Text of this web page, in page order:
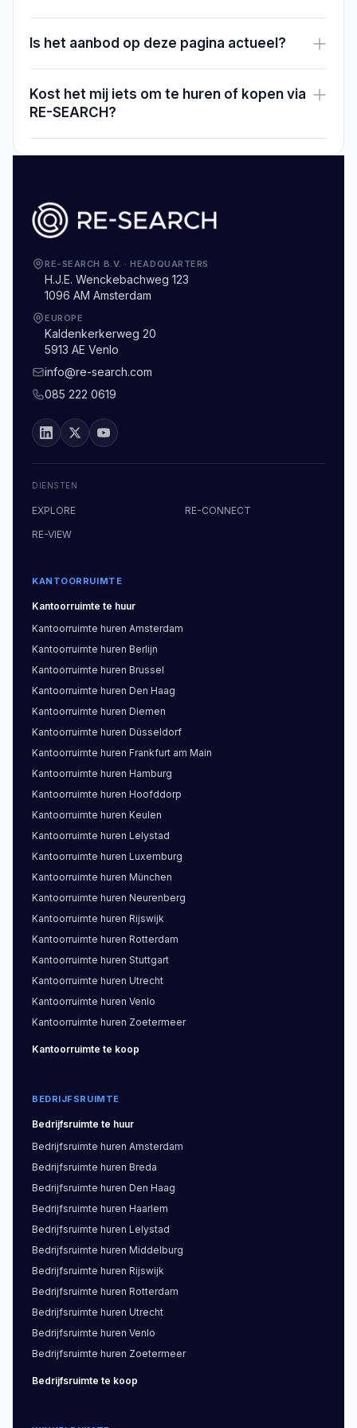
Is het aanbod op deze pagina actueel?
Kost het mij iets om te huren of kopen via
RE-SEARCH?
RE-SEARCH B.V. ·HEADQUARTERS
H.J.E. Wenckebachweg 123
1096 AM Amsterdam
EUROPE
Kaldenkerkerweg 20
5913 AE Venlo
info@re-search.com
085 222 0619
DIENSTEN
EXPLORE
RE-CONNECT
RE-VIEW
KANTOORRUIMTE
Kantoorruimte te huur
Kantoorruimte huren Amsterdam
Kantoorruimte huren Berlijn
Kantoorruimte huren Brussel
Kantoorruimte huren Den Haag
Kantoorruimte huren Diemen
Kantoorruimte huren Düsseldorf
Kantoorruimte huren Frankfurt am Main
Kantoorruimte huren Hamburg
Kantoorruimte huren Hoofddorp
Kantoorruimte huren Keulen
Kantoorruimte huren Lelystad
Kantoorruimte huren Luxemburg
Kantoorruimte huren München
Kantoorruimte huren Neurenberg
Kantoorruimte huren Rijswijk
Kantoorruimte huren Rotterdam
Kantoorruimte huren Stuttgart
Kantoorruimte huren Utrecht
Kantoorruimte huren Venlo
Kantoorruimte huren Zoetermeer
Kantoorruimte te koop
BEDRIJFSRUIMTE
Bedrijfsruimte te huur
Bedrijfsruimte huren Amsterdam
Bedrijfsruimte huren Breda
Bedrijfsruimte huren Den Haag
Bedrijfsruimte huren Haarlem
Bedrijfsruimte huren Lelystad
Bedrijfsruimte huren Middelburg
Bedrijfsruimte huren Rijswijk
Bedrijfsruimte huren Rotterdam
Bedrijfsruimte huren Utrecht
Bedrijfsruimte huren Venlo
Bedrijfsruimte huren Zoetermeer
Bedrijfsruimte te koop